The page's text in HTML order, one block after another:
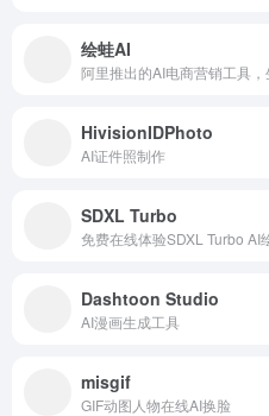
绘蛙AI
阿里推出的AI电商营销工具，
HivisionIDPhoto
AI证件照制作
SDXL Turbo
免费在线体验SDXL Turbo AI
Dashtoon Studio
AI漫画生成工具
misgif
GIF动图人物在线AI换脸